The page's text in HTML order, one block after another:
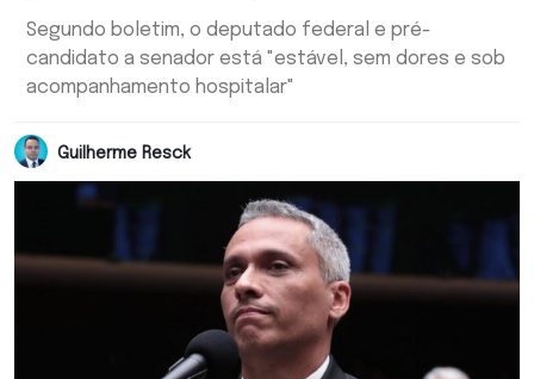
Segundo boletim, o deputado federal e pré-
candidato a senador está "estável, sem dores e sob
acompanhamento hospitalar"
Guilherme Resck